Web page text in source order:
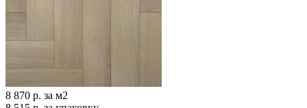
8 870 р. за м2